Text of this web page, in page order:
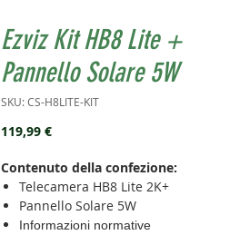
Ezviz Kit HB8 Lite +
Pannello Solare 5W
SKU: CS-H8LITE-KIT
119,99 €Prezzo
Contenuto della confezione:
Telecamera HB8 Lite 2K+
Pannello Solare 5W
Informazioni normative